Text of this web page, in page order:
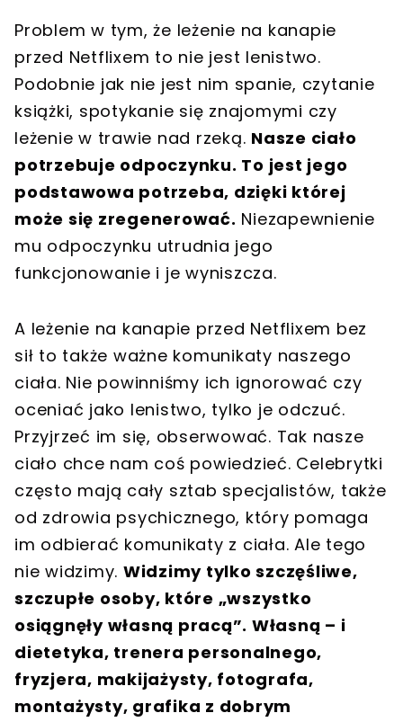
Problem w tym, że leżenie na kanapie
przed Netflixem to nie jest lenistwo.
Podobnie jak nie jest nim spanie, czytanie
książki, spotykanie się znajomymi czy
leżenie w trawie nad rzeką. Nasze ciało
potrzebuje odpoczynku. To jest jego
podstawowa potrzeba, dzięki której
może się zregenerować. Niezapewnienie
mu odpoczynku utrudnia jego
funkcjonowanie i je wyniszcza.
A leżenie na kanapie przed Netflixem bez
sił to także ważne komunikaty naszego
ciała. Nie powinniśmy ich ignorować czy
oceniać jako lenistwo, tylko je odczuć.
Przyjrzeć im się, obserwować. Tak nasze
ciało chce nam coś powiedzieć. Celebrytki
często mają cały sztab specjalistów, także
od zdrowia psychicznego, który pomaga
im odbierać komunikaty z ciała. Ale tego
nie widzimy. Widzimy tylko szczęśliwe,
szczupłe osoby, które „wszystko
osiągnęły własną pracą”. Własną – i
dietetyka, trenera personalnego,
fryzjera, makijażysty, fotografa,
montażysty, grafika z dobrym